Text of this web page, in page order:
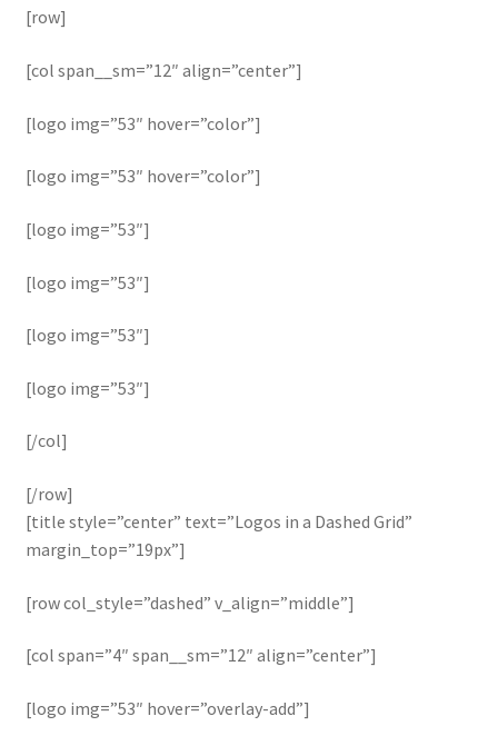
[row]
[col span__sm=”12″ align=”center”]
[logo img=”53″ hover=”color”]
[logo img=”53″ hover=”color”]
[logo img=”53″]
[logo img=”53″]
[logo img=”53″]
[logo img=”53″]
[/col]
[/row]
[title style=”center” text=”Logos in a Dashed Grid”
margin_top=”19px”]
[row col_style=”dashed” v_align=”middle”]
[col span=”4″ span__sm=”12″ align=”center”]
[logo img=”53″ hover=”overlay-add”]